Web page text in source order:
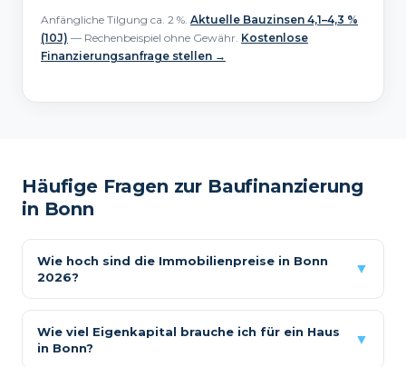
Anfängliche Tilgung ca. 2 %. Aktuelle Bauzinsen 4,1–4,3 %
(10J) — Rechenbeispiel ohne Gewähr. Kostenlose
Finanzierungsanfrage stellen →
Häufige Fragen zur Baufinanzierung
in Bonn
Wie hoch sind die Immobilienpreise in Bonn
2026?
▼
Wie viel Eigenkapital brauche ich für ein Haus
in Bonn?
▼